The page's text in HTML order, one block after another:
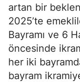
artan bir
2025’te
Bayramı ve 6
öncesinde
her iki
bayram